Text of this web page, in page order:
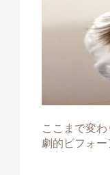
ここまで変
劇的ビフォ